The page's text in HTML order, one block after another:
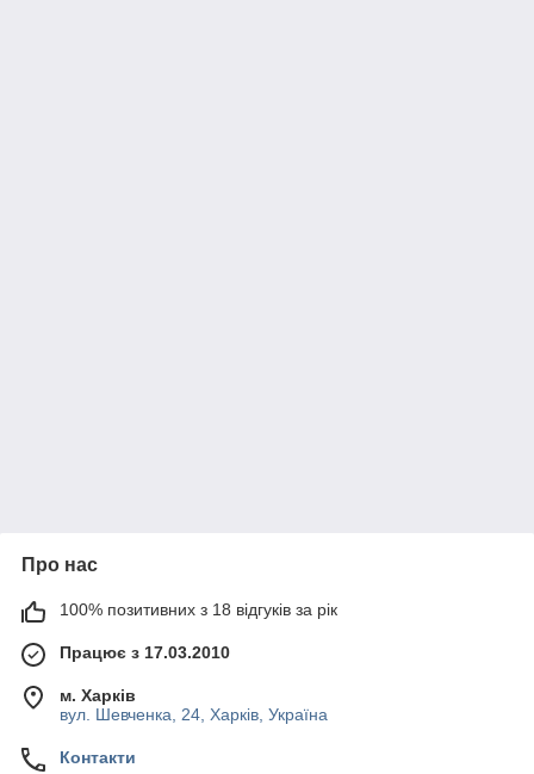
Про нас
100% позитивних з 18 відгуків за рік
Працює з 17.03.2010
м. Харків
вул. Шевченка, 24, Харків, Україна
Контакти